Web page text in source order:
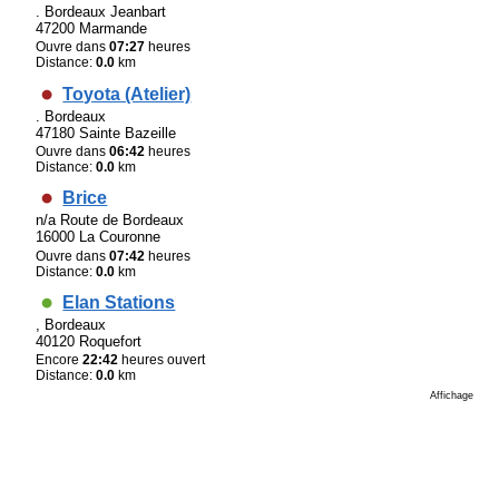
. Bordeaux Jeanbart
47200 Marmande
Ouvre dans07:27 heures
Distance:0.0 km
Toyota (Atelier)
. Bordeaux
47180 Sainte Bazeille
Ouvre dans06:42 heures
Distance:0.0 km
Brice
n/a Route de Bordeaux
16000 La Couronne
Ouvre dans07:42 heures
Distance:0.0 km
Elan Stations
, Bordeaux
40120 Roquefort
Encore22:42 heures ouvert
Distance:0.0 km
Affichage